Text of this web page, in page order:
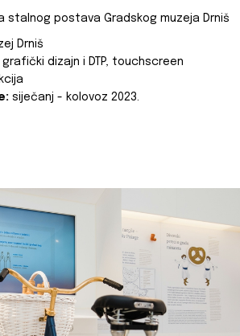
stalnog postava Gradskog muzeja Drniš
Drniš
dizajn i DTP, touchscreen
siječanj - kolovoz 2023.